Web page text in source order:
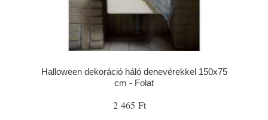
Halloween dekoráció háló denevérekkel 150x75
cm - Folat
2 465 Ft